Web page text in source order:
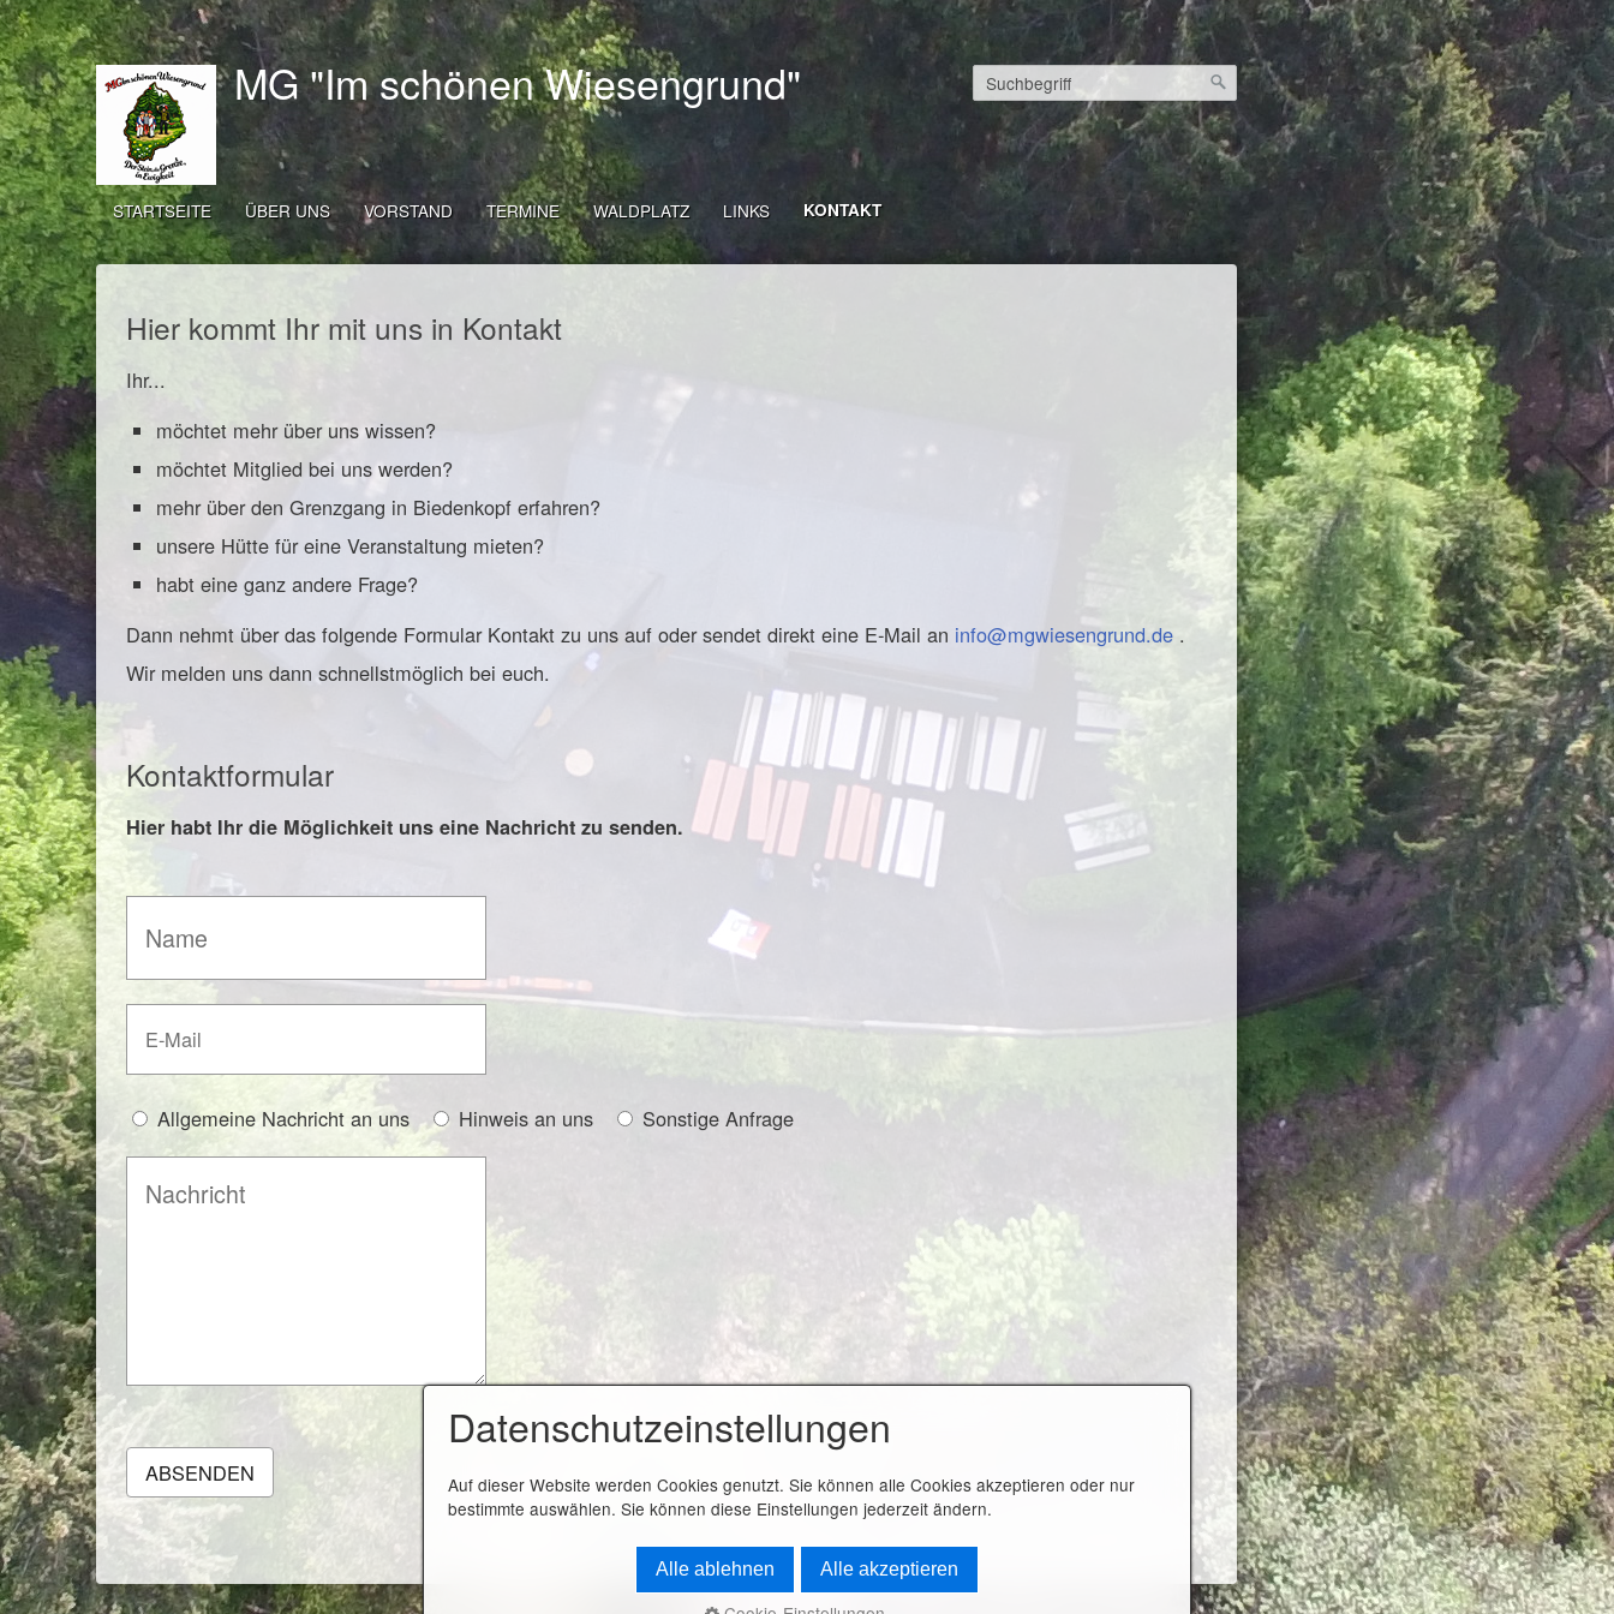
MG "Im schönen Wiesengrund"
STARTSEITE ÜBER UNS VORSTAND TERMINE WALDPLATZ LINKS KONTAKT
Hier kommt Ihr mit uns in Kontakt
Ihr...
möchtet mehr über uns wissen?
möchtet Mitglied bei uns werden?
mehr über den Grenzgang in Biedenkopf erfahren?
unsere Hütte für eine Veranstaltung mieten?
habt eine ganz andere Frage?
Dann nehmt über das folgende Formular Kontakt zu uns auf oder sendet direkt eine E-Mail an info@mgwiesengrund.de.
Wir melden uns dann schnellstmöglich bei euch.
Kontaktformular
Hier habt Ihr die Möglichkeit uns eine Nachricht zu senden.
Allgemeine Nachricht an uns Hinweis an uns Sonstige Anfrage
Datenschutzeinstellungen
Auf dieser Website werden Cookies genutzt. Sie können alle Cookies akzeptieren oder nur
bestimmte auswählen. Sie können diese Einstellungen jederzeit ändern.
Alle ablehnen Alle akzeptieren